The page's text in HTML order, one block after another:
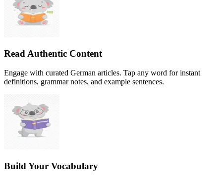
Read Authentic Content
Engage with curated German articles. Tap any word for instant
definitions, grammar notes, and example sentences.
Build Your Vocabulary